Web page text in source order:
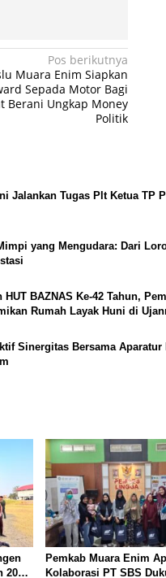
Pos berikutnya
Muara Enim Siapkan
Sepada Motor Bagi
Berani Ungkap Money
Politik
Jalankan Tugas Plt Ketua TP
yang Mengudara: Dari
HUT BAZNAS Ke-42 Tahun,
Rumah Layak Huni di
Sinergitas Bersama Aparatur
Pemkab Muara Enim
Kolaborasi PT SBS